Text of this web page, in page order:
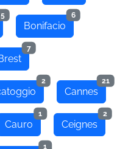
5
Bonifacio
6
7
2
Cannes
21
Cauro
1
Ceignes
2
1